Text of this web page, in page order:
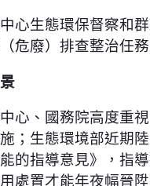
心生態環保督察和
危廢）排查整治任
心、國務院高度重
；生態環境部近期
的指導意見》，指
處置才能年夜幅晉